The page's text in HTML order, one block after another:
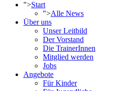
">Start
">Alle News
Über uns
Unser Leitbild
Der Vorstand
Die TrainerInnen
Mitglied werden
Jobs
Angebote
Für Kinder